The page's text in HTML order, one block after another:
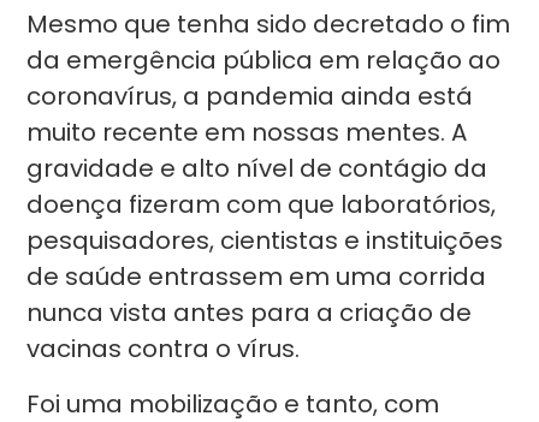
Mesmo que tenha sido decretado o fim
da emergência pública em relação ao
coronavírus, a pandemia ainda está
muito recente em nossas mentes. A
gravidade e alto nível de contágio da
doença fizeram com que laboratórios,
pesquisadores, cientistas e instituições
de saúde entrassem em uma corrida
nunca vista antes para a criação de
vacinas contra o vírus.
Foi uma mobilização e tanto, com